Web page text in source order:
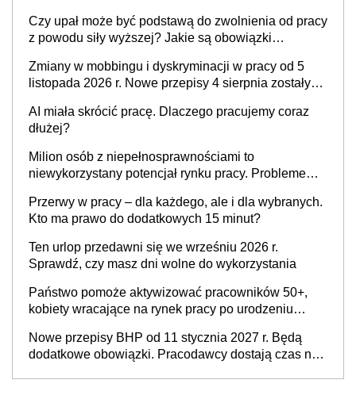
Czy upał może być podstawą do zwolnienia od pracy
z powodu siły wyższej? Jakie są obowiązki
Zmiany w mobbingu i dyskryminacji w pracy od 5
listopada 2026 r. Nowe przepisy 4 sierpnia zostały
AI miała skrócić pracę. Dlaczego pracujemy coraz
dłużej?
Milion osób z niepełnosprawnościami to
niewykorzystany potencjał rynku pracy. Problemem
refundacji, ale bariery po stronie systemu i
świadomości pracodawców [WYWIAD]
Przerwy w pracy – dla każdego, ale i dla wybranych.
Kto ma prawo do dodatkowych 15 minut?
Ten urlop przedawni się we wrześniu 2026 r.
Sprawdź, czy masz dni wolne do wykorzystania
Państwo pomoże aktywizować pracowników 50+,
kobiety wracające na rynek pracy po urodzeniu
neuroatypowe. Powstanie Fundusz na rzecz
Inkluzywności w Zatrudnianiu?
Nowe przepisy BHP od 11 stycznia 2027 r. Będą
dodatkowe obowiązki. Pracodawcy dostają czas na